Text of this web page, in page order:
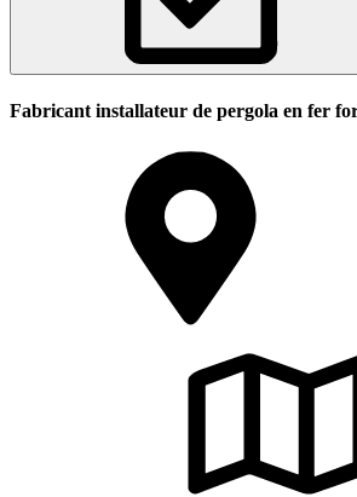
Fabricant installateur de pergola en fer